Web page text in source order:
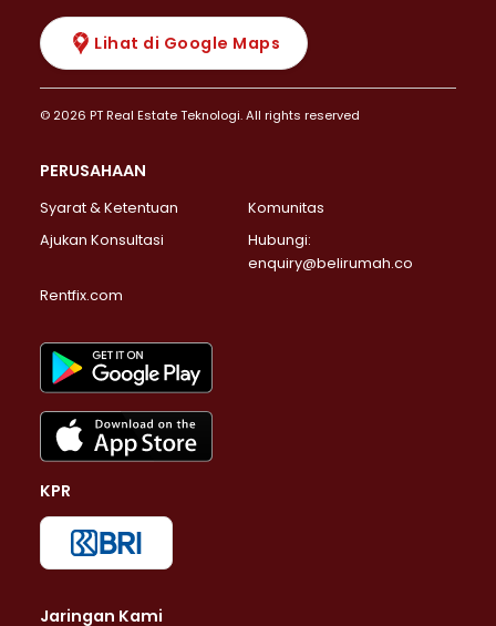
Lihat di Google Maps
© 2026 PT Real Estate Teknologi. All rights reserved
PERUSAHAAN
Syarat & Ketentuan
Komunitas
Ajukan Konsultasi
Hubungi:
enquiry@belirumah.co
Rentfix.com
KPR
Jaringan Kami